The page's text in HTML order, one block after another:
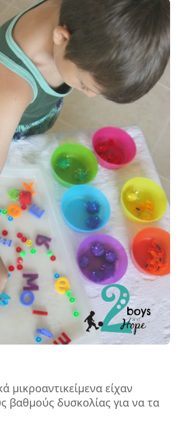
μικροαντικείμενα είχαν
βαθμούς δυσκολίας για να τα